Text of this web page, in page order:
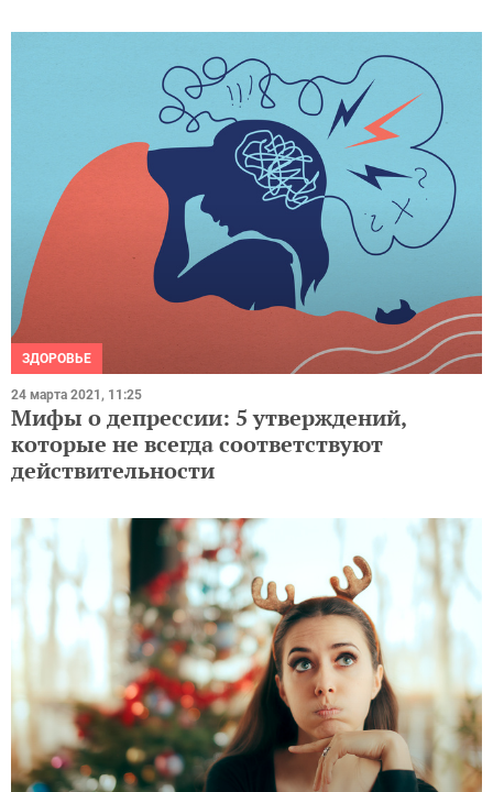
ЗДОРОВЬЕ
24 марта 2021, 11:25
Мифы о депрессии: 5 утверждений,
которые не всегда соответствуют
действительности